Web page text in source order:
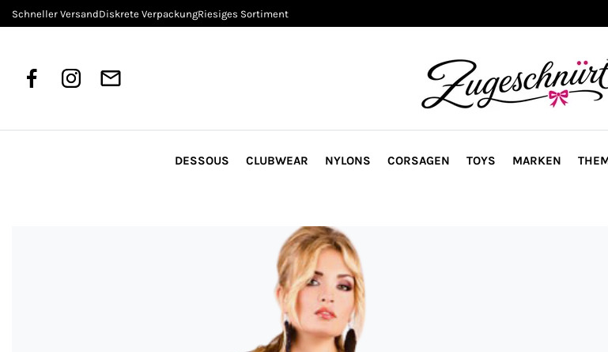
Schneller VersandDiskrete VerpackungRiesiges Sortiment
DESSOUS CLUBWEAR NYLONS CORSAGEN TOYS MARKEN